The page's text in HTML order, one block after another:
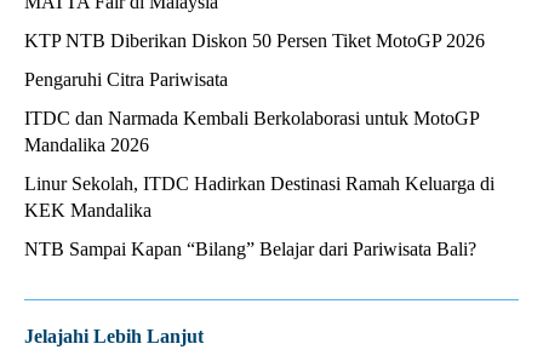
KTP NTB Diberikan Diskon 50 Persen Tiket MotoGP 2026
Pengaruhi Citra Pariwisata
ITDC dan Narmada Kembali Berkolaborasi untuk MotoGP
Mandalika 2026
Linur Sekolah, ITDC Hadirkan Destinasi Ramah Keluarga di
KEK Mandalika
NTB Sampai Kapan “Bilang” Belajar dari Pariwisata Bali?
Jelajahi Lebih Lanjut